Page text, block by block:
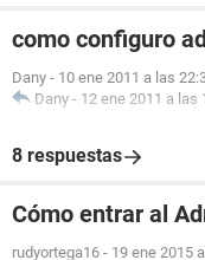
como configuro
Dany - 10 ene 2011 a las
Dany - 12 ene 2011 a las
8 respuestas
Cómo entrar al
rudyortega16 - 19 ene 2015